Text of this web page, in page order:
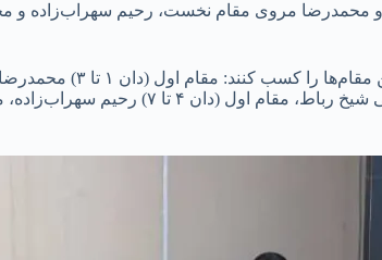
و محمدرضا مروی مقام نخست، رحیم سهراب‌زاده